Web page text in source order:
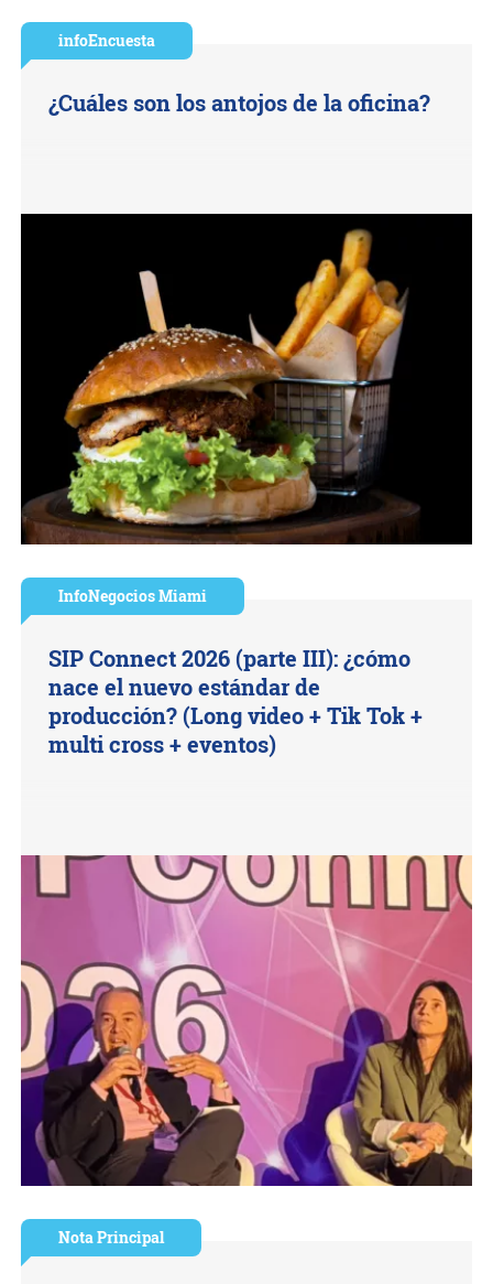
infoEncuesta
¿Cuáles son los antojos de la oficina?
InfoNegocios Miami
SIP Connect 2026 (parte III): ¿cómo
nace el nuevo estándar de
producción? (Long video + Tik Tok +
multi cross + eventos)
Nota Principal